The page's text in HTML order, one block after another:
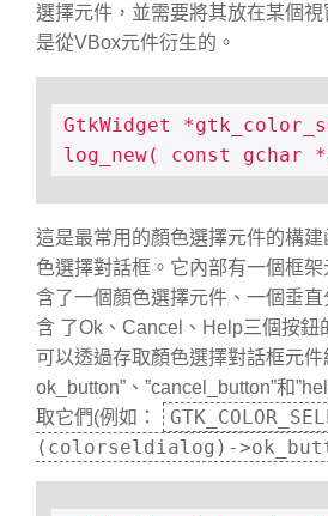
選擇元件，並需要將其放在某個
是從VBox元件衍生的。
GtkWidget
log_new( const
這是最常用的顏色選擇元件的構
色選擇對話框。它內部有一個框
含了一個顏色選擇元件、一個垂
含 了Ok、Cancel、Help三個按鈕
可以透過存取顏色選擇對話框元件
ok_button”、”cancel_button”和
取它們(例如：
(colorseldialog)-